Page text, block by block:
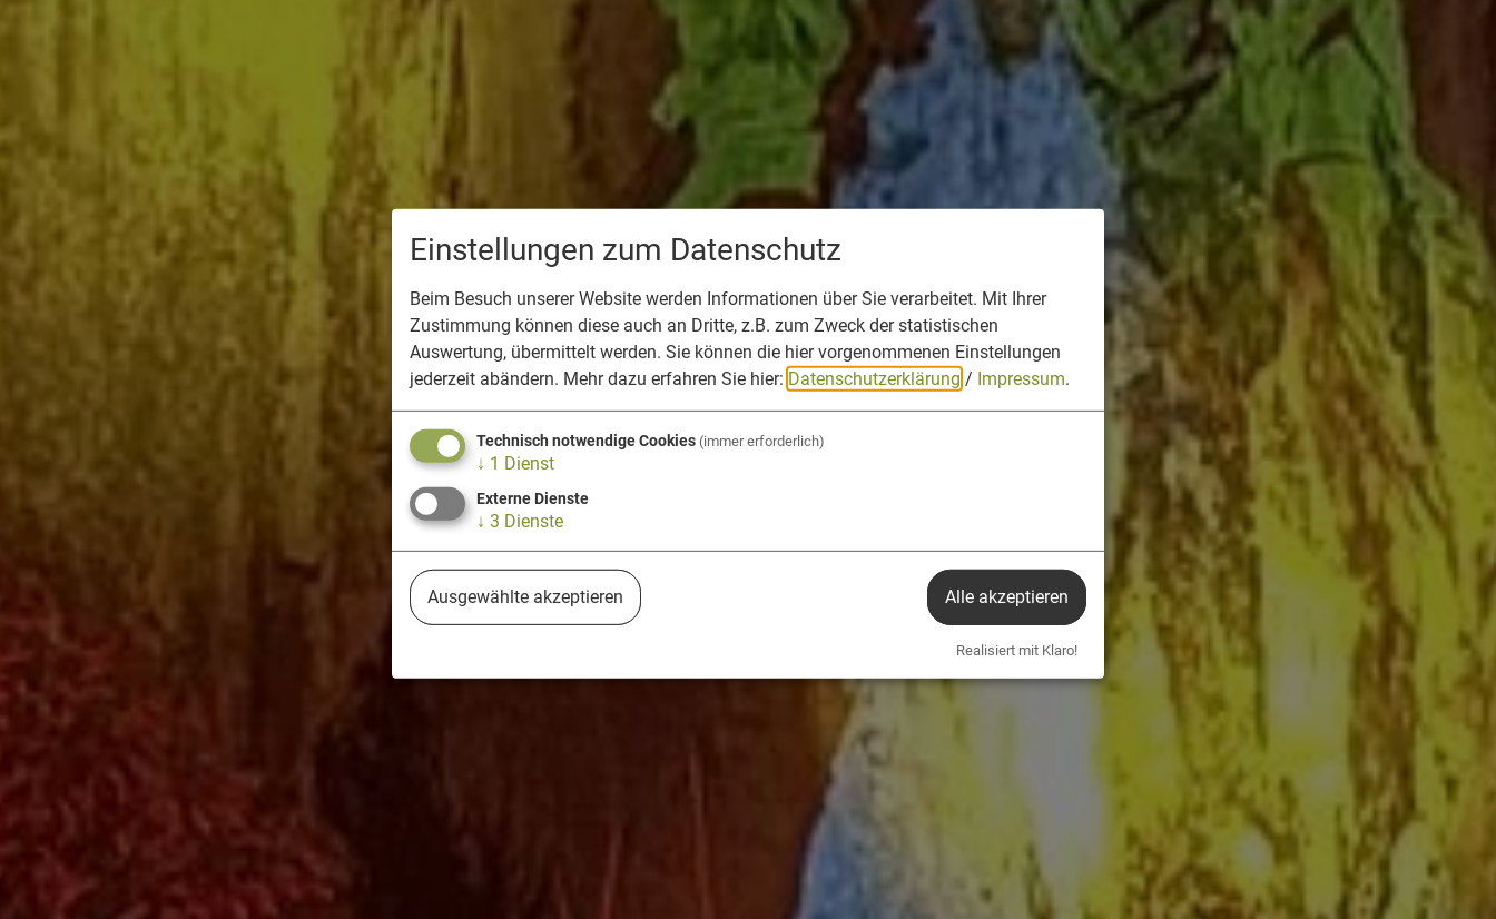
Einstellungen zum Datenschutz
Beim Besuch unserer Website werden Informationen über Sie verarbeitet. Mit Ihrer
Zustimmung können diese auch an Dritte, z.B. zum Zweck der statistischen
Auswertung, übermittelt werden. Sie können die hier vorgenommenen Einstellungen
jederzeit abändern. Mehr dazu erfahren Sie hier: Datenschutzerklärung / Impressum.
Technisch notwendige Cookies (immer erforderlich)
↓ 1 Dienst
Externe Dienste
↓ 3 Dienste
Ausgewählte akzeptieren Alle akzeptieren
Realisiert mit Klaro!